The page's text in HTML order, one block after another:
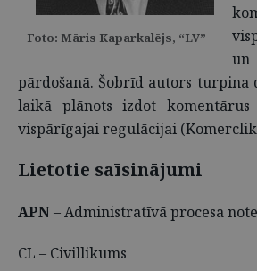
Foto: Māris Kaparkalējs, “LV”
pārdošanā. Šobrīd autors turpina
laikā plānots izdot komentārus
vispārīgajai regulācijai
Lietotie saīsinājumi
APN– Administratīvā procesa
CL – Civillikums